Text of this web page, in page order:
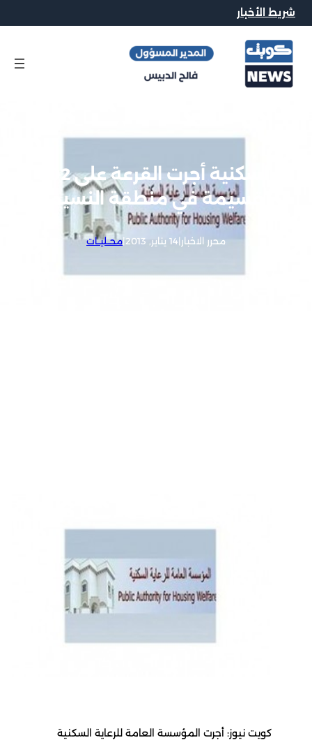
شريط الأخبار
السكنية أجرت القرعة على 202
قسيمة في منطقة النسيم
محرر الاخبار 14 يناير, 2013 محــليــات
كويت نيوز: أجرت المؤسسة العامة للرعاية السكنية